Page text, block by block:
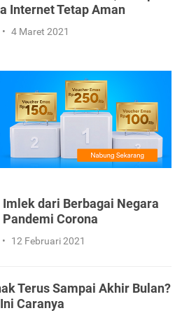
Internet Tetap Aman
• 4 Maret 2021
Imlek dari Berbagai Negara
Pandemi Corona
• 12 Februari 2021
Terus Sampai Akhir Bulan?
Caranya